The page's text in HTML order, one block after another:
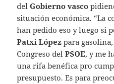
delGobierno vasco
situación económica. “La
han pedido eso y luego si
Patxi López para
Congreso delPSOE, y me
una rifa benéfica pro
presupuesto. Es para